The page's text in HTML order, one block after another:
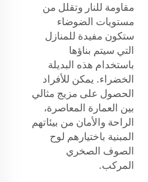
مقاومة للنار وتقلل من
مستويات الضوضاء
ستكون مفيدة للمنازل
التي سيتم بناؤها
باستخدام هذه البديلة
الخضراء. يمكن للأفراد
الحصول على مزيج مثالي
بين العمارة المعاصرة،
الراحة والأمان من بيئاتهم
المبنية باختيارهم لوح
الصوف الصخري
المركب.